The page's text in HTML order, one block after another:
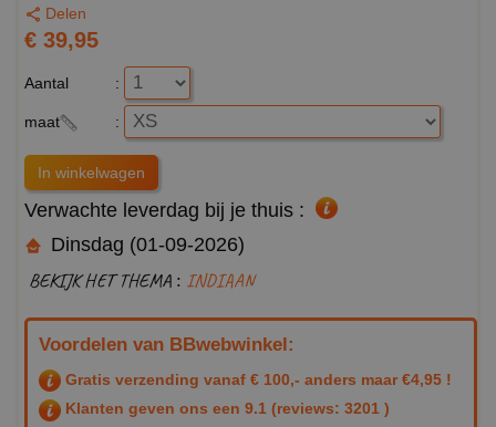
Delen
€ 39,95
Aantal :
maat :
Verwachte leverdag bij je thuis :
Dinsdag (01-09-2026)
BEKIJK HET THEMA : INDIAAN
Voordelen van BBwebwinkel:
Gratis verzending vanaf € 100,- anders maar €4,95 !
Klanten geven ons een 9.1 (reviews: 3201 )